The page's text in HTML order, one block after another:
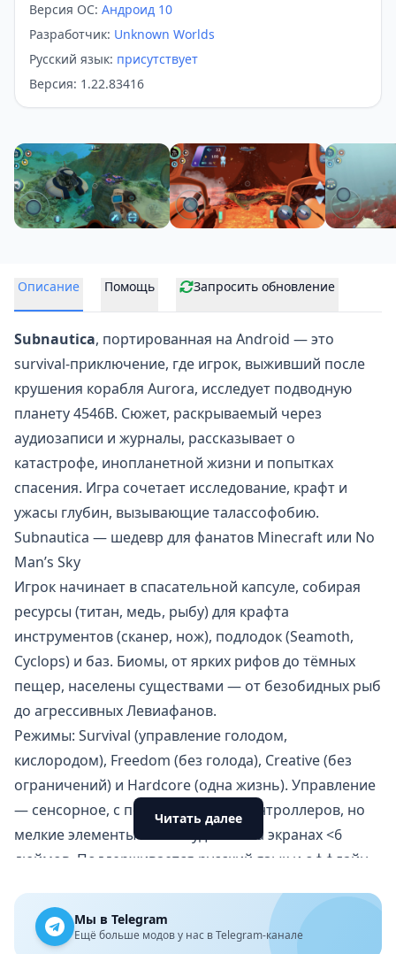
Версия ОС: Андроид 10
Разработчик: Unknown Worlds
Русский язык: присутствует
Версия: 1.22.83416
Описание Помощь Запросить обновление
Subnautica, портированная на Android — это
survival-приключение, где игрок, выживший после
крушения корабля Aurora, исследует подводную
планету 4546B. Сюжет, раскрываемый через
аудиозаписи и журналы, рассказывает о
катастрофе, инопланетной жизни и попытках
спасения. Игра сочетает исследование, крафт и
ужасы глубин, вызывающие талассофобию.
Subnautica — шедевр для фанатов Minecraft или No
Man’s Sky
Игрок начинает в спасательной капсуле, собирая
ресурсы (титан, медь, рыбу) для крафта
инструментов (сканер, нож), подлодок (Seamoth,
Cyclops) и баз. Биомы, от ярких рифов до тёмных
пещер, населены существами — от безобидных рыб
до агрессивных Левиафанов.
Режимы: Survival (управление голодом,
кислородом), Freedom (без голода), Creative (без
ограничений) и Hardcore (одна жизнь). Управление
— сенсорное, с поддержкой MFi-контроллеров, но
мелкие элементы HUD неудобны на экранах <6
дюймов. Поддерживается русский язык и оффлайн-
(поп-in) и неинтуитивные подсказки для новичков,
что затрудняет прогресс без гайдов. Мультиплеер
Читать далее
Мы в Telegram
Ещё больше модов у нас в Telegram-канале